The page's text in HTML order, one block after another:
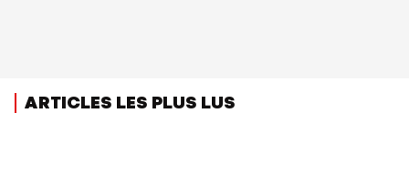
ARTICLES LES PLUS LUS